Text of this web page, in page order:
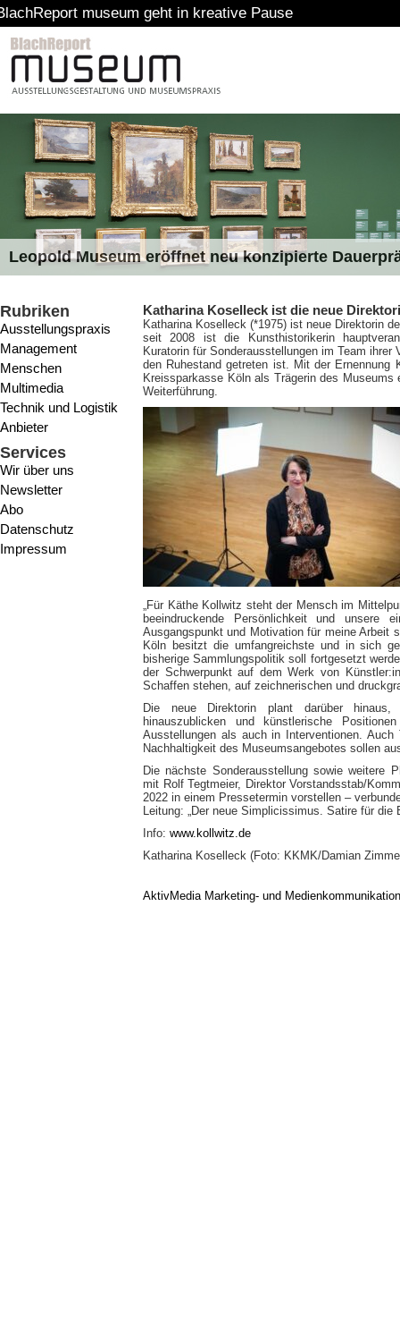
museum geht in kreative Pause
Leopold Museum eröffnet neu konzipierte
Rubriken
Ausstellungspraxis
Management
Menschen
Multimedia
Technik und Logistik
Anbieter
Services
Wir über uns
Newsletter
Abo
Datenschutz
Impressum
Katharina Koselleck ist die neue
Katharina Koselleck (*1975) ist neue Direktorin
seit 2008 ist die Kunsthistorikerin
Kuratorin für Sonderausstellungen im Team
den Ruhestand getreten ist. Mit der Ernennung
Kreissparkasse Köln als Trägerin des
Weiterführung.
„Für Käthe Kollwitz steht der Mensch im
beeindruckende Persönlichkeit und unsere
Ausgangspunkt und Motivation für meine Arbeit
Köln besitzt die umfangreichste und in sich
bisherige Sammlungspolitik soll fortgesetzt
der Schwerpunkt auf dem Werk von
Schaffen stehen, auf zeichnerischen und
Die neue Direktorin plant darüber
hinauszublicken und künstlerische
Ausstellungen als auch in Interventionen.
Nachhaltigkeit des Museumsangebotes sollen
Die nächste Sonderausstellung sowie weitere
mit Rolf Tegtmeier, Direktor Vorstandsstab/
2022 in einem Pressetermin vorstellen –
Leitung: „Der neue Simplicissimus. Satire für die
Info: www.kollwitz.de
Katharina Koselleck (Foto: KKMK/Damian
AktivMedia Marketing- und